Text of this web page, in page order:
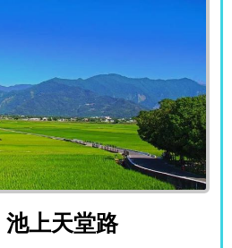
臺東 - 池上天堂路
池上天堂路